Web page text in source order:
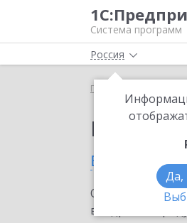
Система программ
Россия
Да,
Главная
в
Ознакомьтесь с
внедрение